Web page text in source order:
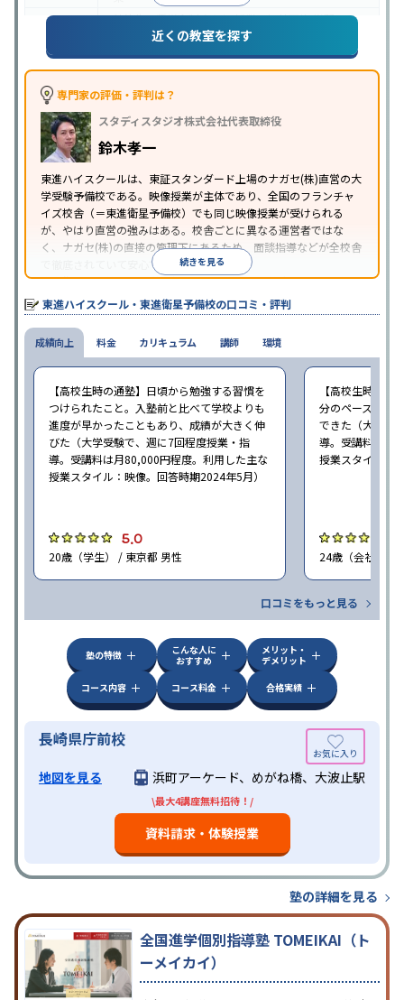
特待生・奨学金制度あり授業の振替可能学習に
PC・タブレットを利用1科目から受講可能
習のみの受講可
※2024年6月調査。大学受験塾・予備校のアンケート調査方法を参照
近くの教室を探す
専門家の評価・評判は？
スタディスタジオ株式会社代表取締役
鈴木孝一
東進ハイスクールは、東証スタンダード上場のナガセ(株)直営の大
学受験予備校である。映像授業が主体であり、全国のフランチャ
イズ校舎（＝東進衛星予備校）でも同じ映像授業が受けられる
が、やはり直営の強みはある。校舎ごとに異なる運営者ではな
く、ナガセ(株)の直接の管理下にあるため、面談指導などが全校舎
で徹底されていて安心できる。
東進衛星予備校は、運営会社により指導方針や校舎のルールが異
なる。体験授業では、授業のみで判断するのではなく、担当者や
校舎雰囲気、校舎での合格実績などを確認すると良いだろう。
続きを見る
東進ハイスクール・東進衛星予備校の口コミ・評判
成績向上
【高校生時の通塾】日頃から勉強する習慣を
つけられたこと。入塾前と比べて学校よりも
進度が早かったこともあり、成績が大きく伸
びた（大学受験で、週に7回程度授業・指
導。受講料は月80,000円程度。利用した主な
授業スタイル：映像。回答時期2024年5月）
5.0
20歳（学生） / 東京都 男性
【高校生時の通
分のペースで進
できた（大学受
導。受講料は月
授業スタイル：
24歳（会社員<
口コミをもっと見る
料金 カリキュラム 講師 環境
塾の特徴
こんな人に
おすすめ
メリット・
デメリット
コース内容
コース料金 合格実績
長崎県庁前校
地図を見る 浜町アーケード、めがね橋、大波止駅
\最大4講座無料招待！/
資料請求・体験授業
塾の詳細を見る
全国進学個別指導塾 TOMEIKAI（ト
ーメイカイ）